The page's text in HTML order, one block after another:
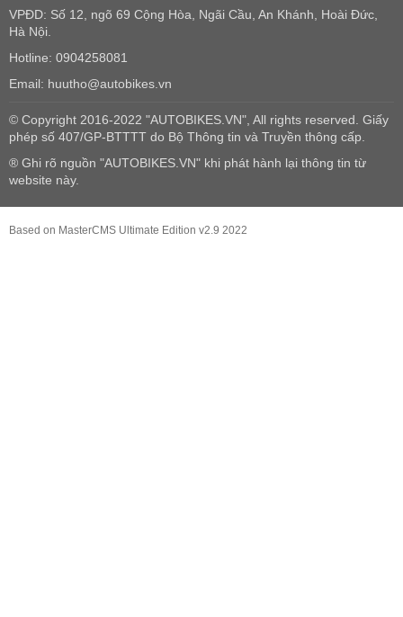
VPĐD: Số 12, ngõ 69 Cộng Hòa, Ngãi Cầu, An Khánh, Hoài Đức,
Hà Nội.
Hotline: 0904258081
Email: huutho@autobikes.vn
© Copyright 2016-2022 "AUTOBIKES.VN", All rights reserved. Giấy
phép số 407/GP-BTTTT do Bộ Thông tin và Truyền thông cấp.
® Ghi rõ nguồn "AUTOBIKES.VN" khi phát hành lại thông tin từ
website này.
Based on MasterCMS Ultimate Edition v2.9 2022